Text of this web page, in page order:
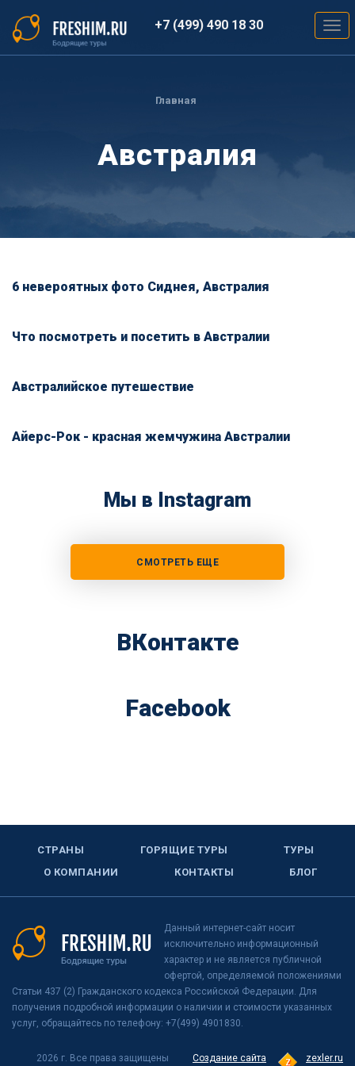
основному
содержанию
+7 (499) 490 18 30
Главная
Австралия
6 невероятных фото Сиднея, Австралия
Что посмотреть и посетить в Австралии
Австралийское путешествие
Айерс-Рок - красная жемчужина Австралии
Мы в Instagram
СМОТРЕТЬ ЕЩЕ
ВКонтакте
Facebook
СТРАНЫ ГОРЯЩИЕ ТУРЫ
ТУРЫ
О КОМПАНИИ
КОНТАКТЫ БЛОГ
Данный интернет-сайт носит
исключительно информационный
характер и не является публичной
офертой, определяемой положениями
Статьи 437 (2) Гражданского кодекса Российской Федерации. Для
получения подробной информации о наличии и стоимости указанных
услуг, обращайтесь по телефону: +7(499) 4901830.
Создание сайта zexler.ru
2026 г. Все права защищены